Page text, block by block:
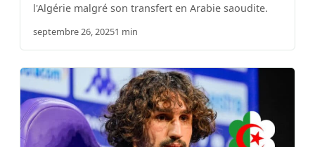
l'Algérie malgré son transfert en Arabie saoudite.
septembre 26, 20251 min